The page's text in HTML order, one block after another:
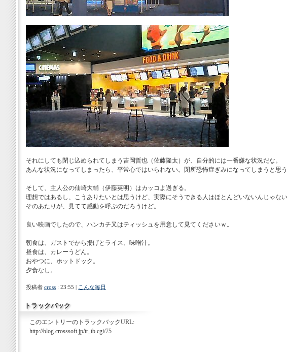
それにしても閉じ込められてしまう吉岡哲也（佐藤隆太）が、自分的には一番嫌な状況だな。
あんな状況になってしまったら、平常心ではいられない。閉所恐怖症ぎみになってしまうと思う
そして、主人公の仙崎大輔（伊藤英明）はカッコよ過ぎる。
理想ではあるし、こうありたいとは思うけど、実際にそうできる人はほとんどいないんじゃない
そのあたりが、見てて感動を呼ぶのだろうけど。
良い映画でしたので、ハンカチ又はティッシュを用意して見てくださいｗ。
朝食は、ガストでから揚げとライス、味噌汁。
昼食は、カレーうどん。
おやつに、ホットドック。
夕食なし。
投稿者 cross : 23:55 | こんな毎日
トラックバック
このエントリーのトラックバックURL:
http://blog.crosssoft.jp/tt_tb.cgi/75